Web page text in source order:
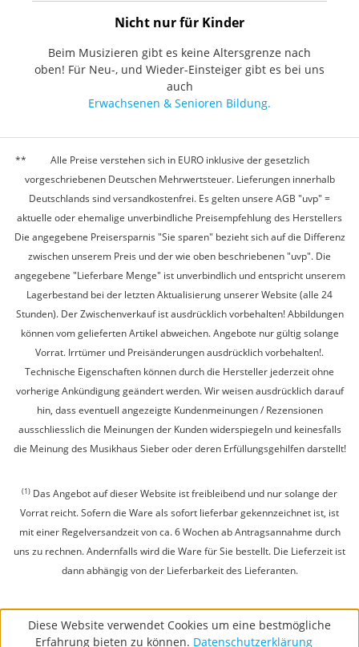
Nicht nur für Kinder
Beim Musizieren gibt es keine Altersgrenze nach
oben! Für Neu-, und Wieder-Einsteiger gibt es bei uns
auch
Erwachsenen & Senioren Bildung.
Alle Preise verstehen sich in EURO inklusive der gesetzlich
vorgeschriebenen Deutschen Mehrwertsteuer. Lieferungen innerhalb
Deutschlands sind versandkostenfrei. Es gelten unsere AGB "uvp" =
aktuelle oder ehemalige unverbindliche Preisempfehlung des Herstellers
Die angegebene Preisersparnis "Sie sparen" bezieht sich auf die Differenz
zwischen unserem Preis und der wie oben beschriebenen "uvp". Die
angegebene "Lieferbare Menge" ist unverbindlich und entspricht unserem
Lagerbestand bei der letzten Aktualisierung unserer Website (alle 24
Stunden). Der Zwischenverkauf ist ausdrücklich vorbehalten! Abbildungen
können vom gelieferten Artikel abweichen. Angebote nur gültig solange
Vorrat. Irrtümer und Preisänderungen ausdrücklich vorbehalten!.
Technische Eigenschaften können durch die Hersteller jederzeit ohne
vorherige Ankündigung geändert werden. Wir weisen ausdrücklich darauf
hin, dass eventuell angezeigte Kundenmeinungen / Rezensionen
ausschliesslich die Meinungen der Kunden widerspiegeln und keinesfalls
die Meinung des Musikhaus Sieber oder deren Erfüllungsgehilfen darstellt!
(1) Das Angebot auf dieser Website ist freibleibend und nur solange der
Vorrat reicht. Sofern die Ware als sofort lieferbar gekennzeichnet ist, ist
mit einer Regelversandzeit von ca. 6 Wochen ab Antragsannahme durch
uns zu rechnen. Andernfalls wird die Ware für Sie bestellt. Die Lieferzeit ist
dann abhängig von der Lieferbarkeit des Lieferanten.
Diese Website verwendet Cookies um eine bestmögliche
Erfahrung bieten zu können. Datenschutzerklärung